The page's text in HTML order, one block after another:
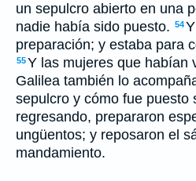
un sepulcro abierto en una
nadie había sido puesto. 54
preparación; y estaba para
55Y las mujeres que habían
Galilea también lo
sepulcro y cómo fue puesto
regresando, prepararon
ungüentos; y reposaron el
mandamiento.